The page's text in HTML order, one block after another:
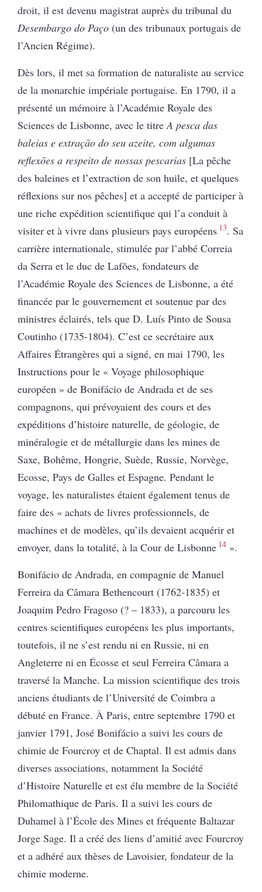
droit, il est devenu magistrat auprès du tribunal du
Desembargo do Paço (un des tribunaux portugais de
l’Ancien Régime).
Dès lors, il met sa formation de naturaliste au service
de la monarchie impériale portugaise. En 1790, il a
présenté un mémoire à l’Académie Royale des
Sciences de Lisbonne, avec le titre A pesca das
baleias e extração do seu azeite, com algumas
reflexões a respeito de nossas pescarias [La pêche
des baleines et l’extraction de son huile, et quelques
réflexions sur nos pêches] et a accepté de participer à
une riche expédition scientifique qui l’a conduit à
visiter et à vivre dans plusieurs pays européens 13. Sa
carrière internationale, stimulée par l’abbé Correia
da Serra et le duc de Lafões, fondateurs de
l’Académie Royale des Sciences de Lisbonne, a été
financée par le gouvernement et soutenue par des
ministres éclairés, tels que D. Luís Pinto de Sousa
Coutinho (1735-1804). C’est ce secrétaire aux
Affaires Étrangères qui a signé, en mai 1790, les
Instructions pour le « Voyage philosophique
européen » de Bonifácio de Andrada et de ses
compagnons, qui prévoyaient des cours et des
expéditions d’histoire naturelle, de géologie, de
minéralogie et de métallurgie dans les mines de
Saxe, Bohême, Hongrie, Suède, Russie, Norvège,
Ecosse, Pays de Galles et Espagne. Pendant le
voyage, les naturalistes étaient également tenus de
faire des « achats de livres professionnels, de
machines et de modèles, qu’ils devaient acquérir et
envoyer, dans la totalité, à la Cour de Lisbonne 14».
Bonifácio de Andrada, en compagnie de Manuel
Ferreira da Câmara Bethencourt (1762‑1835) et
Joaquim Pedro Fragoso (? – 1833), a parcouru les
centres scientifiques européens les plus importants,
toutefois, il ne s’est rendu ni en Russie, ni en
Angleterre ni en Écosse et seul Ferreira Câmara a
traversé la Manche. La mission scientifique des trois
anciens étudiants de l’Université de Coimbra a
débuté en France. À Paris, entre septembre 1790 et
janvier 1791, José Bonifácio a suivi les cours de
chimie de Fourcroy et de Chaptal. Il est admis dans
diverses associations, notamment la Société
d’Histoire Naturelle et est élu membre de la Société
Philomathique de Paris. Il a suivi les cours de
Duhamel à l’École des Mines et fréquente Baltazar
Jorge Sage. Il a créé des liens d’amitié avec Fourcroy
et a adhéré aux thèses de Lavoisier, fondateur de la
chimie moderne.